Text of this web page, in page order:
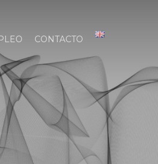
CONTACTO